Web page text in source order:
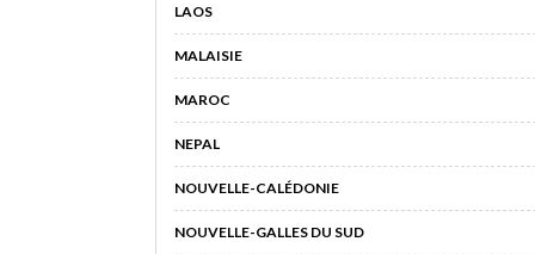
LAOS
MALAISIE
MAROC
NEPAL
NOUVELLE-CALÉDONIE
NOUVELLE-GALLES DU SUD